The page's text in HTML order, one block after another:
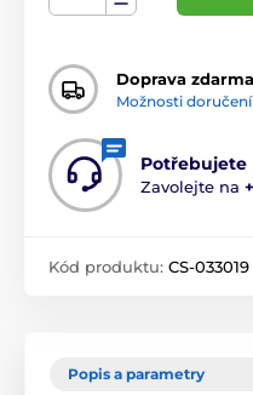
Doprava zdarma
Možnosti doručení
Potřebujete
Zavolejte na
Kód produktu: CS-033019
Popis a parametry